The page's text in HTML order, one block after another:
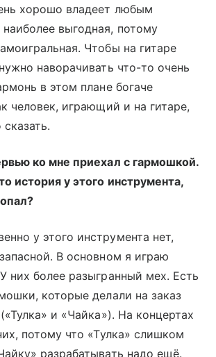
хорошо владеет любым
выгодная, потому
Чтобы на гитаре
наворачивать что-то очень
в этом плане богаче
человек, играющий и на гитаре,
ко мне приехал с гармошкой.
история у этого инструмента,
у этого инструмента нет,
В основном я играю
них более разыгранный мех. Есть
которые делали на заказ
и «Чайка»). На концертах
потому что «Тулка» слишком
разрабатывать надо ещё.